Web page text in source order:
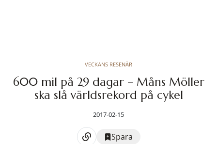
VECKANS RESENÄR
600 mil på 29 dagar – Måns Möller
ska slå världsrekord på cykel
2017-02-15
Spara